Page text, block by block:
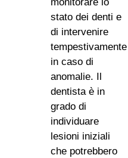
monitorare lo
stato dei denti e
di intervenire
tempestivamente
in caso di
anomalie. Il
dentista è in
grado di
individuare
lesioni iniziali
che potrebbero